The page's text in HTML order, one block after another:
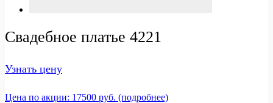
Свадебное платье 4221
Узнать цену
Цена по акции: 17500 руб. (подробнее)